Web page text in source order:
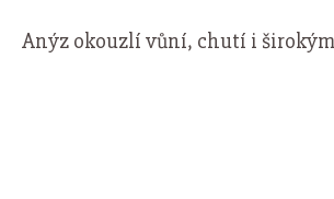
Anýz okouzlí vůní, chutí i